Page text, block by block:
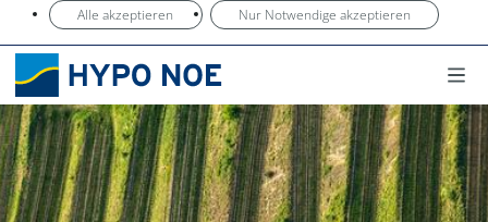
Alle akzeptieren
Nur Notwendige akzeptieren